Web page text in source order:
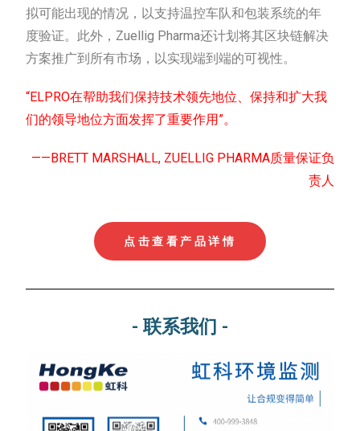
拟可能出现的情况，以支持温控车队和包装系统的年
度验证。此外，Zuellig Pharma还计划将其区块链解决
方案推广到所有市场，以实现端到端的可视性。
“ELPRO在帮助我们保持技术领先地位、保持和扩大我
们的领导地位方面发挥了重要作用”。
——BRETT MARSHALL, ZUELLIG PHARMA质量保证负
责人
点击查看产品详情
- 联系我们 -